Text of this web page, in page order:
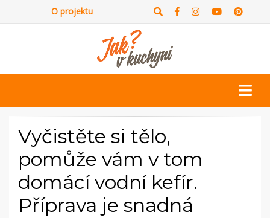
O projektu
Vyčistěte si tělo,
pomůže vám v tom
domácí vodní kefír.
Příprava je snadná